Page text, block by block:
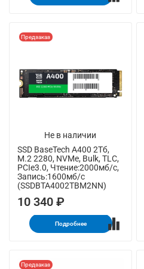
Не в наличии
Предзаказ
SSD BaseTech A400 2Тб,
M.2 2280, NVMe, Bulk, TLC,
PCIe3.0, Чтение:2000мб/с,
Запись:1600мб/с
(SSDBTA4002TBM2NN)
10 340 ₽
Подробнее
Предзаказ